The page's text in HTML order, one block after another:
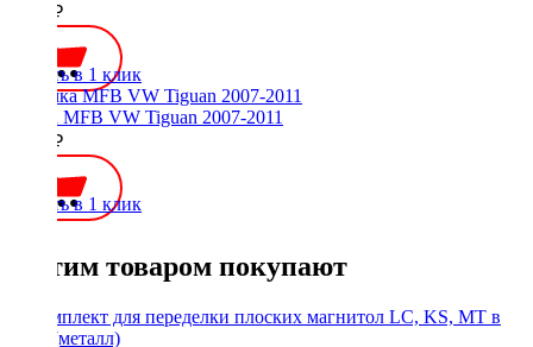
2100 ₽
Купить в 1 клик
Рамка MFB VW Tiguan 2007-2011
2000 ₽
Купить в 1 клик
С этим товаром покупают